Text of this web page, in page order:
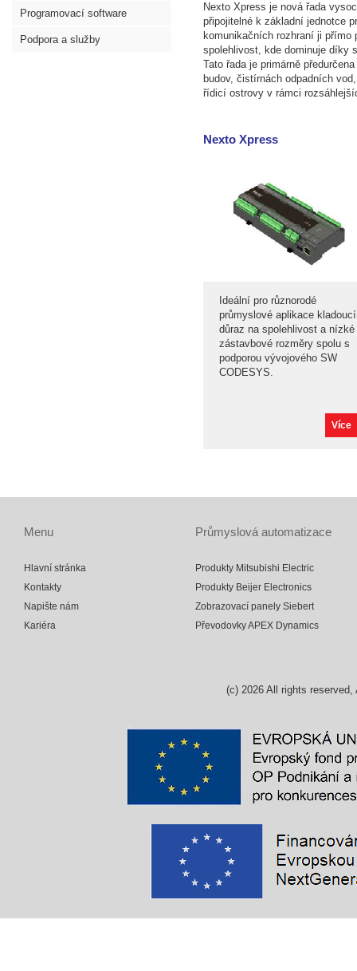
Programovací software
Podpora a služby
Nexto Xpress je nová řada
připojitelné k základní jednotce
komunikačních rozhraní ji
spolehlivost, kde dominuje díky
Tato řada je primárně
budov, čistírnách odpadních
řídicí ostrovy v rámci
Nexto Xpress
Ideální pro různorodé
průmyslové aplikace kladoucí
důraz na spolehlivost a nízké
zástavbové rozměry spolu s
podporou vývojového SW
CODESYS.
Více
Menu
Hlavní stránka
Kontakty
Napište nám
Kariéra
Průmyslová automatizace
Produkty Mitsubishi Electric
Produkty Beijer Electronics
Zobrazovací panely Siebert
Převodovky APEX Dynamics
(c) 2026All rights reserved,